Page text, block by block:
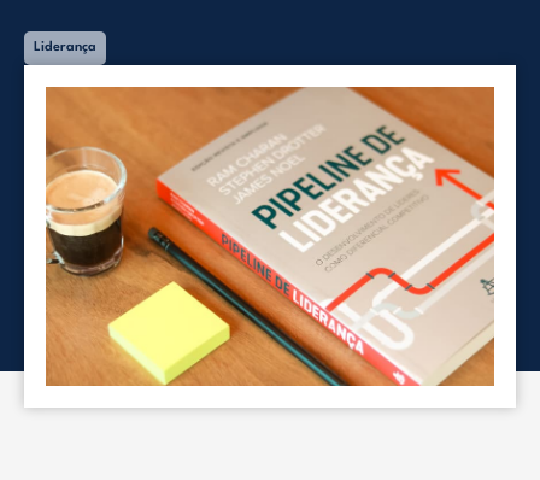
Liderança